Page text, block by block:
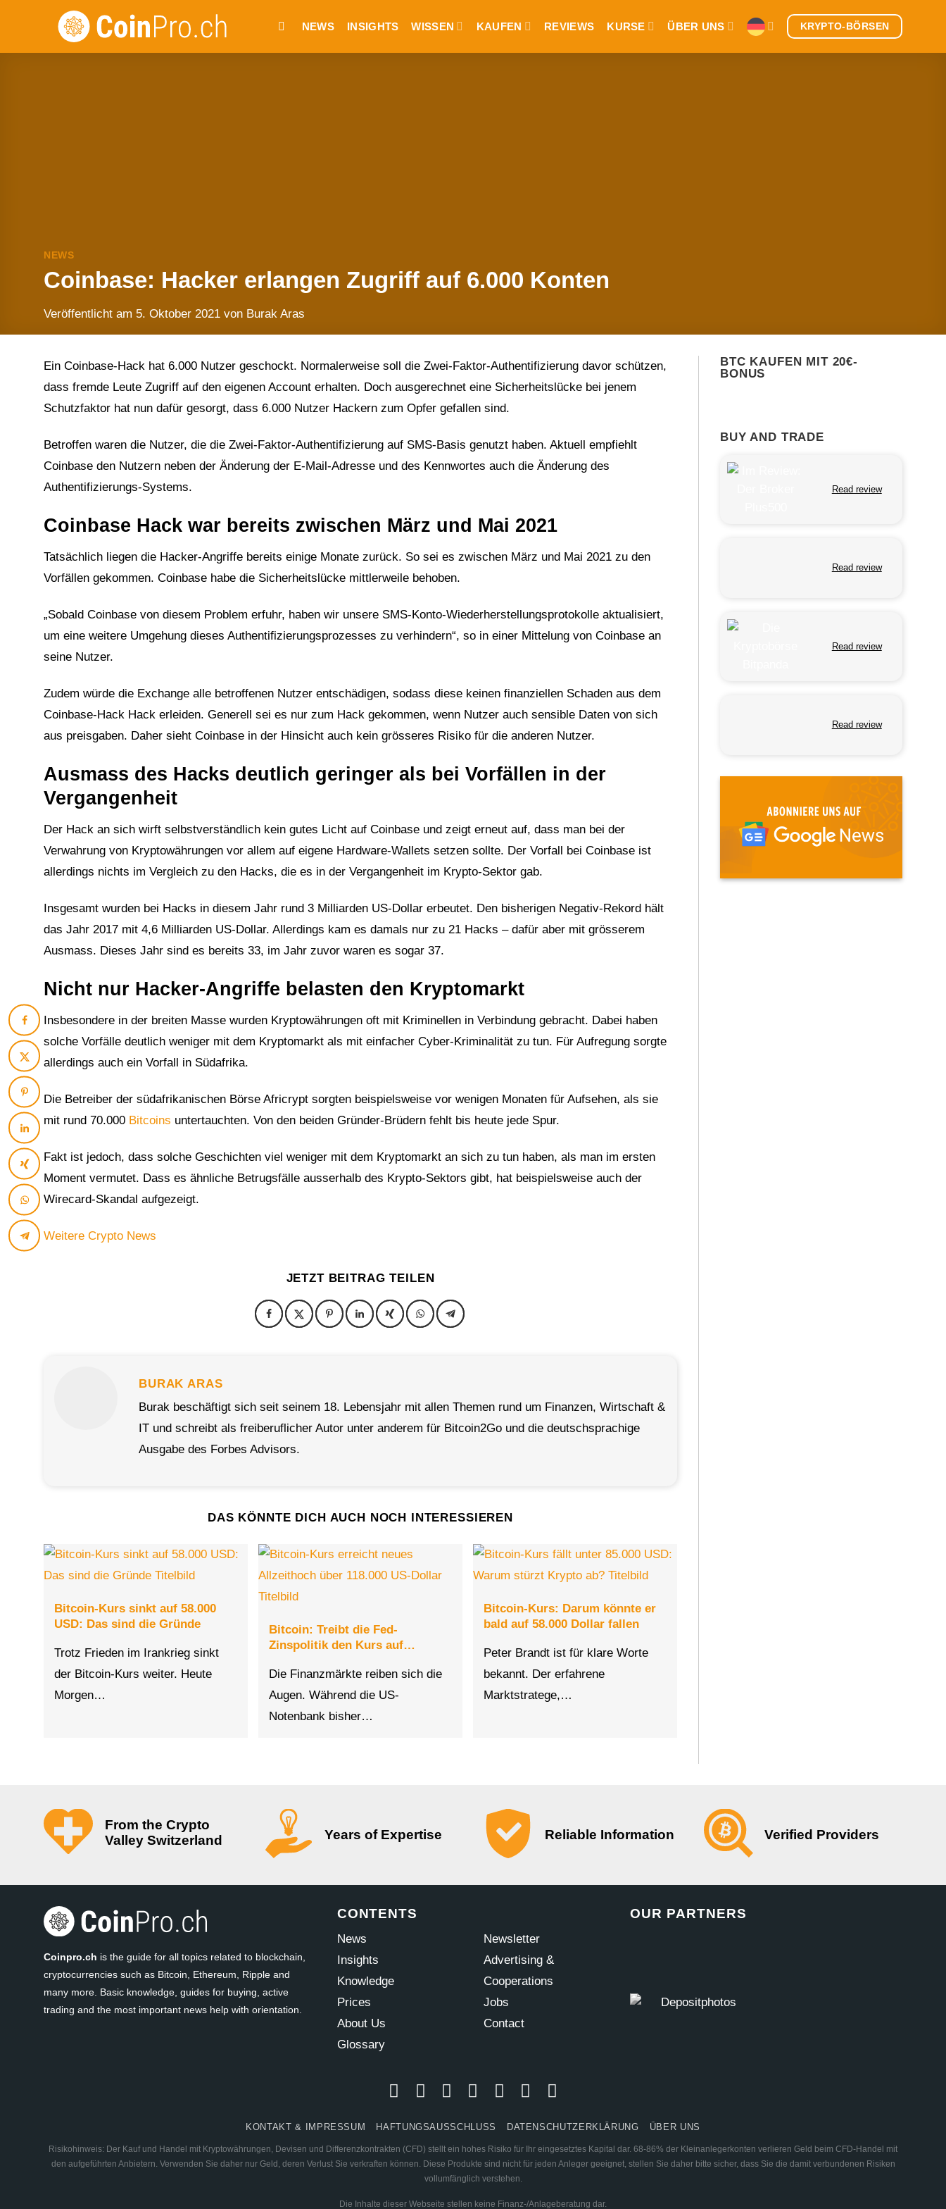
NEWS INSIGHTS WISSEN KAUFEN REVIEWS KURSE ÜBER UNS KRYPTO-BÖRSEN
NEWS
Coinbase: Hacker erlangen Zugriff auf 6.000 Konten
Veröffentlicht am 5. Oktober 2021 von Burak Aras
Ein Coinbase-Hack hat 6.000 Nutzer geschockt. Normalerweise soll die Zwei-Faktor-Authentifizierung davor schützen,
dass fremde Leute Zugriff auf den eigenen Account erhalten. Doch ausgerechnet eine Sicherheitslücke bei jenem
Schutzfaktor hat nun dafür gesorgt, dass 6.000 Nutzer Hackern zum Opfer gefallen sind.
Betroffen waren die Nutzer, die die Zwei-Faktor-Authentifizierung auf SMS-Basis genutzt haben. Aktuell empfiehlt
Coinbase den Nutzern neben der Änderung der E-Mail-Adresse und des Kennwortes auch die Änderung des
Authentifizierungs-Systems.
Coinbase Hack war bereits zwischen März und Mai 2021
Tatsächlich liegen die Hacker-Angriffe bereits einige Monate zurück. So sei es zwischen März und Mai 2021 zu den
Vorfällen gekommen. Coinbase habe die Sicherheitslücke mittlerweile behoben.
„Sobald Coinbase von diesem Problem erfuhr, haben wir unsere SMS-Konto-Wiederherstellungsprotokolle aktualisiert,
um eine weitere Umgehung dieses Authentifizierungsprozesses zu verhindern“, so in einer Mittelung von Coinbase an
seine Nutzer.
Zudem würde die Exchange alle betroffenen Nutzer entschädigen, sodass diese keinen finanziellen Schaden aus dem
Coinbase-Hack Hack erleiden. Generell sei es nur zum Hack gekommen, wenn Nutzer auch sensible Daten von sich
aus preisgaben. Daher sieht Coinbase in der Hinsicht auch kein grösseres Risiko für die anderen Nutzer.
Ausmass des Hacks deutlich geringer als bei Vorfällen in der
Vergangenheit
Der Hack an sich wirft selbstverständlich kein gutes Licht auf Coinbase und zeigt erneut auf, dass man bei der
Verwahrung von Kryptowährungen vor allem auf eigene Hardware-Wallets setzen sollte. Der Vorfall bei Coinbase ist
allerdings nichts im Vergleich zu den Hacks, die es in der Vergangenheit im Krypto-Sektor gab.
Insgesamt wurden bei Hacks in diesem Jahr rund 3 Milliarden US-Dollar erbeutet. Den bisherigen Negativ-Rekord hält
das Jahr 2017 mit 4,6 Milliarden US-Dollar. Allerdings kam es damals nur zu 21 Hacks – dafür aber mit grösserem
Ausmass. Dieses Jahr sind es bereits 33, im Jahr zuvor waren es sogar 37.
Nicht nur Hacker-Angriffe belasten den Kryptomarkt
Insbesondere in der breiten Masse wurden Kryptowährungen oft mit Kriminellen in Verbindung gebracht. Dabei haben
solche Vorfälle deutlich weniger mit dem Kryptomarkt als mit einfacher Cyber-Kriminalität zu tun. Für Aufregung sorgte
allerdings auch ein Vorfall in Südafrika.
Die Betreiber der südafrikanischen Börse Africrypt sorgten beispielsweise vor wenigen Monaten für Aufsehen, als sie
mit rund 70.000 Bitcoins untertauchten. Von den beiden Gründer-Brüdern fehlt bis heute jede Spur.
Fakt ist jedoch, dass solche Geschichten viel weniger mit dem Kryptomarkt an sich zu tun haben, als man im ersten
Moment vermutet. Dass es ähnliche Betrugsfälle ausserhalb des Krypto-Sektors gibt, hat beispielsweise auch der
Wirecard-Skandal aufgezeigt.
Weitere Crypto News
JETZT BEITRAG TEILEN
BURAK ARAS
Burak beschäftigt sich seit seinem 18. Lebensjahr mit allen Themen rund um Finanzen, Wirtschaft &
IT und schreibt als freiberuflicher Autor unter anderem für Bitcoin2Go und die deutschsprachige
Ausgabe des Forbes Advisors.
DAS KÖNNTE DICH AUCH NOCH INTERESSIEREN
Bitcoin-Kurs sinkt auf 58.000
USD: Das sind die Gründe
Trotz Frieden im Irankrieg sinkt
der Bitcoin-Kurs weiter. Heute
Morgen…
Bitcoin: Treibt die Fed-
Zinspolitik den Kurs auf…
Die Finanzmärkte reiben sich die
Augen. Während die US-
Notenbank bisher…
Bitcoin-Kurs: Darum könnte er
bald auf 58.000 Dollar fallen
Peter Brandt ist für klare Worte
bekannt. Der erfahrene
Marktstratege,…
BTC KAUFEN MIT 20€-
BONUS
BUY AND TRADE
Read review
Read review
Read review
Read review
From the Crypto
Valley Switzerland
Years of Expertise Reliable Information Verified Providers
Coinpro.ch is the guide for all topics related to blockchain,
cryptocurrencies such as Bitcoin, Ethereum, Ripple and
many more. Basic knowledge, guides for buying, active
trading and the most important news help with orientation.
CONTENTS
News
Insights
Knowledge
Prices
About Us
Glossary
Newsletter
Advertising &
Cooperations
Jobs
Contact
OUR PARTNERS
KONTAKT & IMPRESSUM HAFTUNGSAUSSCHLUSS DATENSCHUTZERKLÄRUNG ÜBER UNS
Risikohinweis: Der Kauf und Handel mit Kryptowährungen, Devisen und Differenzkontrakten (CFD) stellt ein hohes Risiko für Ihr eingesetztes Kapital dar. 68-86% der Kleinanlegerkonten verlieren Geld beim CFD-Handel mit
den aufgeführten Anbietern. Verwenden Sie daher nur Geld, deren Verlust Sie verkraften können. Diese Produkte sind nicht für jeden Anleger geeignet, stellen Sie daher bitte sicher, dass Sie die damit verbundenen Risiken
vollumfänglich verstehen.
Die Inhalte dieser Webseite stellen keine Finanz-/Anlageberatung dar.